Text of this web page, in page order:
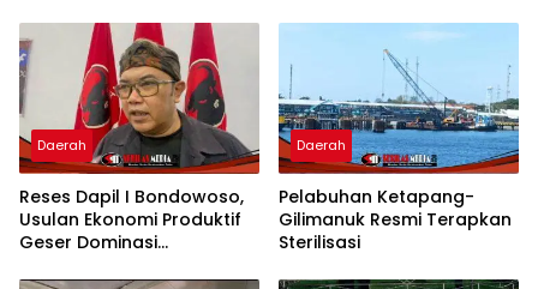
Pemko Salurkan Bansos
Daerah
Reses Dapil I Bondowoso,
Usulan Ekonomi Produktif
Geser Dominasi
Daerah
Pelabuhan Ketapang-
Gilimanuk Resmi Terapkan
Sterilisasi